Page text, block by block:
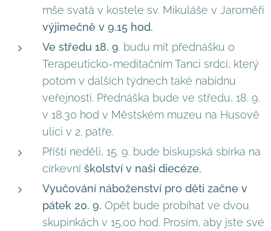
mše svatá v kostele sv. Mikuláše v Jaroměři
výjimečně v 9.15 hod.
Ve středu 18. 9. budu mít přednášku o
Terapeuticko-meditačním Tanci srdcí, který
potom v dalších týdnech také nabídnu
veřejnosti. Přednáška bude ve středu, 18. 9.
v 18.30 hod v Městském muzeu na Husově
ulici v 2. patře.
Příští neděli, 15. 9. bude biskupská sbírka na
církevní školství v naši diecéze.
Vyučování náboženství pro děti začne v
pátek 20. 9. Opět bude probíhat ve dvou
skupinkách v 15.00 hod. Prosím, aby jste své